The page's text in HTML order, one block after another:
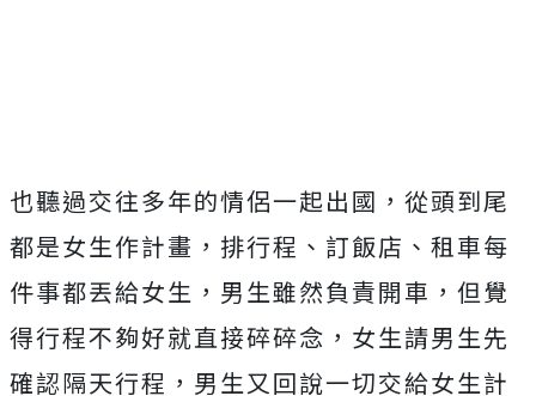
也聽過交往多年的情侶一起出國，從頭到尾
都是女生作計畫，排行程、訂飯店、租車每
件事都丟給女生，男生雖然負責開車，但覺
得行程不夠好就直接碎碎念，女生請男生先
確認隔天行程，男生又回說一切交給女生計